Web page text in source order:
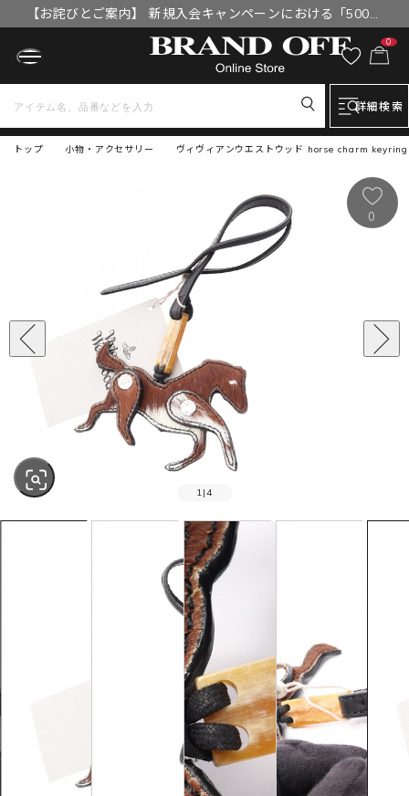
【お詫びとご案内】 新規入会キャンペーンにおける「500円
OFFクーポン」付与漏れと補填について
0
詳細検索
トップ ヴィヴィアンウエストウッド horse charm
小物・アクセサリー
1 |4
0